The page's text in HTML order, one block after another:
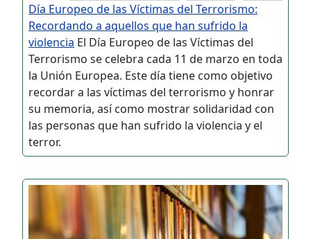
Día Europeo de las Víctimas del Terrorismo:
Recordando a aquellos que han sufrido la
violencia El Día Europeo de las Víctimas del
Terrorismo se celebra cada 11 de marzo en toda
la Unión Europea. Este día tiene como objetivo
recordar a las víctimas del terrorismo y honrar
su memoria, así como mostrar solidaridad con
las personas que han sufrido la violencia y el
terror.